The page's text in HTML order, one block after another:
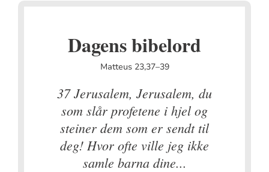
Dagens bibelord
Matteus 23,37–39
37 Jerusalem, Jerusalem, du
som slår profetene i hjel og
steiner dem som er sendt til
deg! Hvor ofte ville jeg ikke
samle barna dine...